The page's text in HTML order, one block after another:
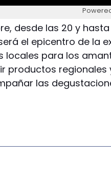
desde las 20 y
el epicentro de la
para los
productos regionales
las